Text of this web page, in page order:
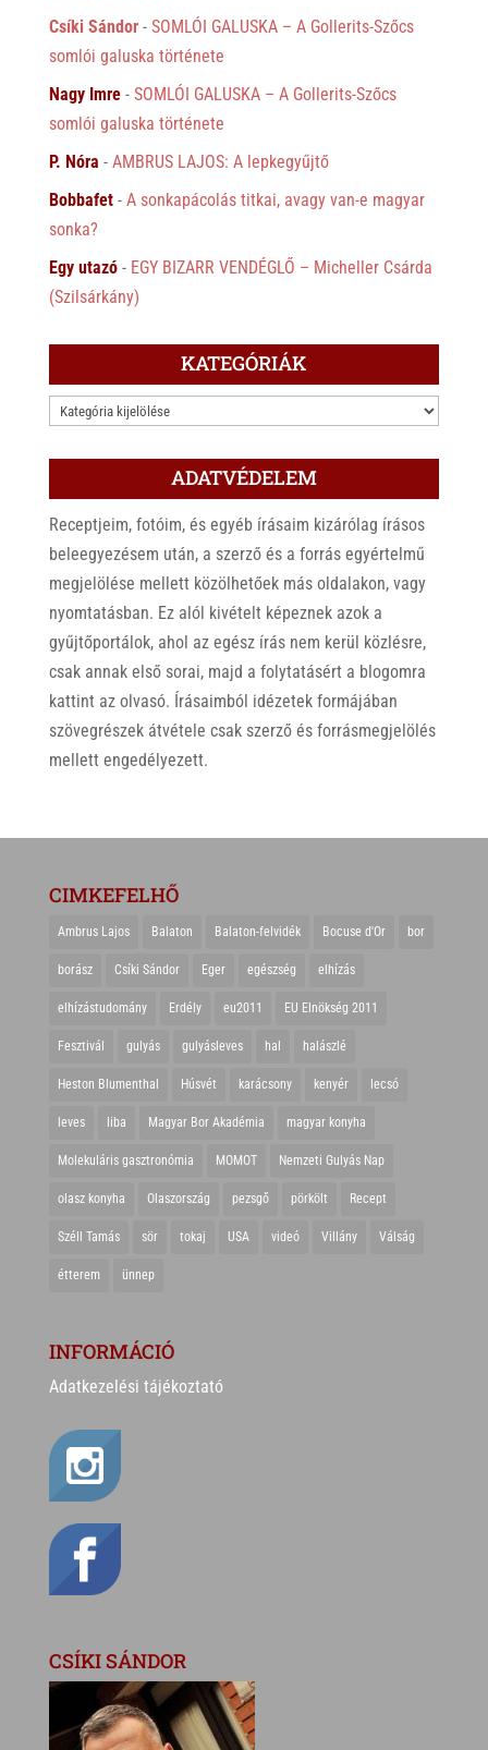
Csíki Sándor- SOMLÓI GALUSKA – A Gollerits-Szőcs
somlói galuska története
Nagy Imre- SOMLÓI GALUSKA – A Gollerits-Szőcs
somlói galuska története
P. Nóra - AMBRUS LAJOS: A lepkegyűjtő
Bobbafet- A sonkapácolás titkai, avagy van-e magyar
sonka?
Egy utazó- EGY BIZARR VENDÉGLŐ – Micheller Csárda
(Szilsárkány)
KATEGÓRIÁK
KATEGÓRIÁK
ADATVÉDELEM
Receptjeim, fotóim, és egyéb írásaim kizárólag írásos
beleegyezésem után, a szerző és a forrás egyértelmű
megjelölése mellett közölhetőek más oldalakon, vagy
nyomtatásban. Ez alól kivételt képeznek azok a
gyűjtőportálok, ahol az egész írás nem kerül közlésre,
csak annak első sorai, majd a folytatásért a blogomra
kattint az olvasó. Írásaimból idézetek formájában
szövegrészek átvétele csak szerző és forrásmegjelölés
mellett engedélyezett.
CIMKEFELHŐ
Ambrus Lajos Balaton Balaton-felvidék Bocuse d'Or bor
borász Csíki Sándor Eger egészség elhízás
elhízástudomány Erdély eu2011 EU Elnökség 2011
Fesztivál gulyás gulyásleves hal halászlé
Heston Blumenthal Húsvét karácsony kenyér lecsó
leves liba Magyar Bor Akadémia magyar konyha
Molekuláris gasztronómia MOMOT Nemzeti Gulyás Nap
olasz konyha Olaszország pezsgő pörkölt Recept
Széll Tamás sör tokaj USA videó Villány Válság
étterem ünnep
INFORMÁCIÓ
Adatkezelési tájékoztató
CSÍKI SÁNDOR